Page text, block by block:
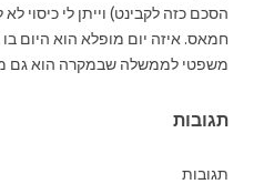
הסכם כזה לקבינט) וייתן לי כיסוי
חמאס. איזה יום מופלא הוא היום בו
משפטי לממשלה שבמקרה הוא גם מקורב שלי
תגובות
תגובות